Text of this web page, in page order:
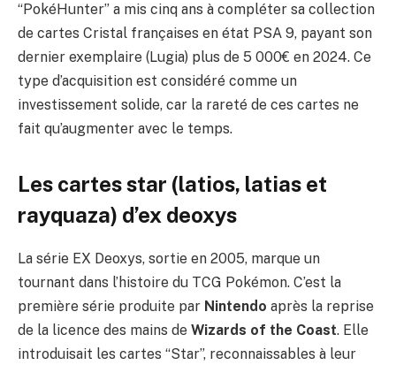
“PokéHunter” a mis cinq ans à compléter sa collection
de cartes Cristal françaises en état PSA 9, payant son
dernier exemplaire (Lugia) plus de 5 000€ en 2024. Ce
type d’acquisition est considéré comme un
investissement solide, car la rareté de ces cartes ne
fait qu’augmenter avec le temps.
Les cartes star (latios, latias et
rayquaza) d’ex deoxys
La série EX Deoxys, sortie en 2005, marque un
tournant dans l’histoire du TCG Pokémon. C’est la
première série produite par Nintendo après la reprise
de la licence des mains de Wizards of the Coast. Elle
introduisait les cartes “Star”, reconnaissables à leur